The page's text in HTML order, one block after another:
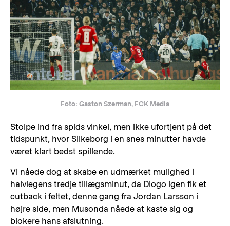
Foto: Gaston Szerman, FCK Media
Stolpe ind fra spids vinkel, men ikke ufortjent på det
tidspunkt, hvor Silkeborg i en snes minutter havde
været klart bedst spillende.
Vi nåede dog at skabe en udmærket mulighed i
halvlegens tredje tillægsminut, da Diogo igen fik et
cutback i feltet, denne gang fra Jordan Larsson i
højre side, men Musonda nåede at kaste sig og
blokere hans afslutning.